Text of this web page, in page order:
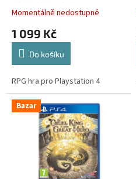
storybook
Momentálně nedostupné
1 099 Kč
Do košíku
RPG hra pro Playstation 4
Bazar